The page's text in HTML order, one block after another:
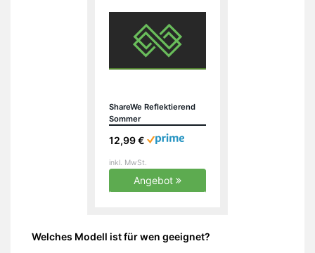
ShareWe Reflektierend
Sommer
Halbfinger Männer
Herren Damen
Radhandschuhe für
Radsport MTB Road Race
12,99 €
inkl. MwSt.
Angebot
Welches Modell ist für wen geeignet?